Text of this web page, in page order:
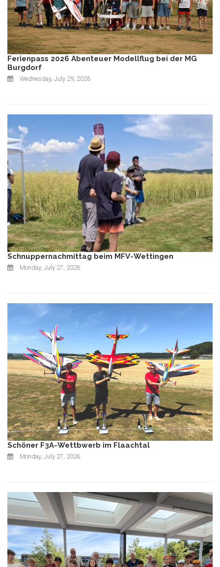
Ferienpass 2026 Abenteuer Modellflug bei der MG
Burgdorf
Wednesday, July 29, 2026
Schnuppernachmittag beim MFV-Wettingen
Monday, July 27, 2026
Schöner F3A-Wettbwerb im Flaachtal
Monday, July 27, 2026